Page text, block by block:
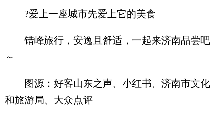
?爱上一座城市先爱上它的美食
错峰旅行，安逸且舒适，一起来济南品尝吧
～
图源：好客山东之声、小红书、济南市文化
和旅游局、大众点评